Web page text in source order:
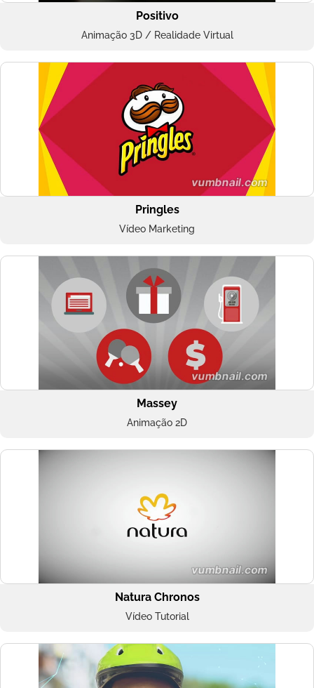
Positivo
Animação 3D / Realidade Virtual
Pringles
Vídeo Marketing
Massey
Animação 2D
Natura Chronos
Vídeo Tutorial